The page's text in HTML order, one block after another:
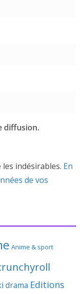
diffusion.
indésirables. En
de vos
Anime & sport
drama Editions